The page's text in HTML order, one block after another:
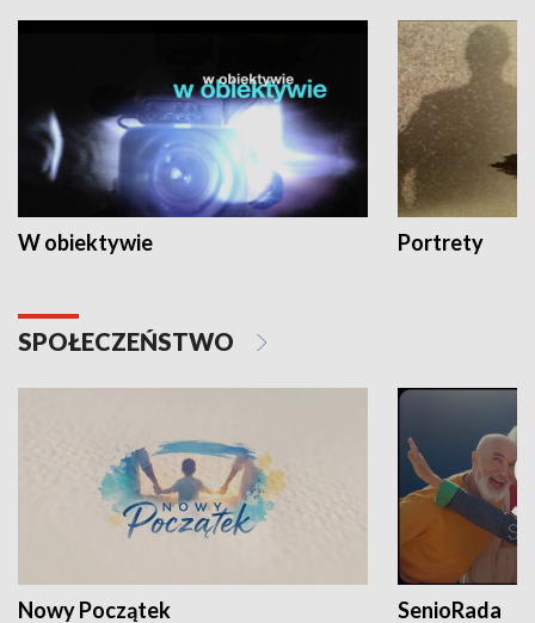
W obiektywie Portrety
SPOŁECZEŃSTWO
Nowy Początek SenioRada